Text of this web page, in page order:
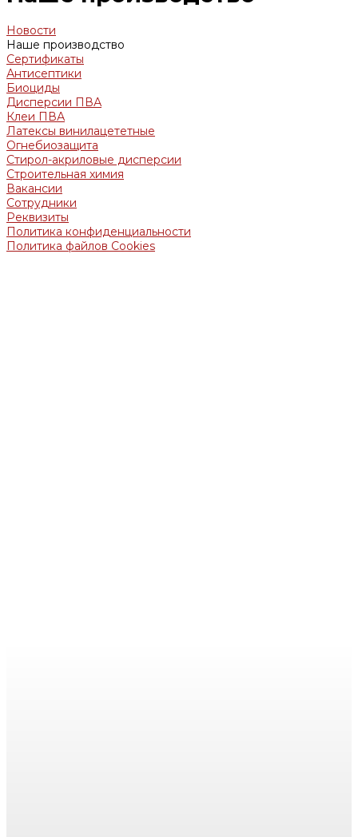
Новости
Наше производство
Сертификаты
Антисептики
Биоциды
Дисперсии ПВА
Клеи ПВА
Латексы винилацететные
Огнебиозащита
Стирол-акриловые дисперсии
Строительная химия
Вакансии
Сотрудники
Реквизиты
Политика конфиденциальности
Политика файлов Cookies